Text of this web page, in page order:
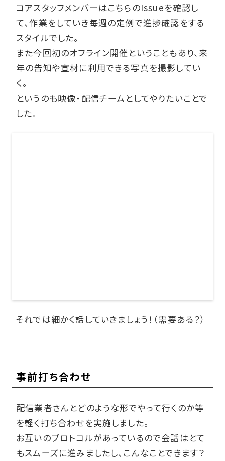
コアスタッフメンバーはこちらのIssueを確認し
て、作業をしていき毎週の定例で進捗確認をする
スタイルでした。
また今回初のオフライン開催ということもあり、来
年の告知や宣材に利用できる写真を撮影してい
く。
というのも映像・配信チームとしてやりたいことで
した。
それでは細かく話していきましょう！（需要ある？）
事前打ち合わせ
配信業者さんとどのような形でやって行くのか等
を軽く打ち合わせを実施しました。
お互いのプロトコルがあっているので会話はとて
もスムーズに進みましたし、こんなことできます？